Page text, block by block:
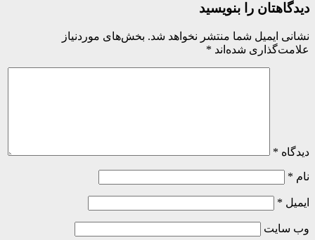
را بنویسید
ایمیل شما منتشر نخواهد شد. بخش‌های موردنیاز
شده‌اند*
*
*